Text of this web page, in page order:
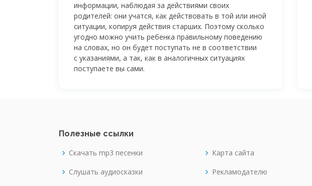
информации, наблюдая за действиями своих
родителей: они учатся, как действовать в той или иной
ситуации, копируя действия старших. Поэтому сколько
угодно можно учить ребенка правильному поведению
на словах, но он будет поступать не в соответствии
с указаниями, а так, как в аналогичных ситуациях
поступаете вы сами.
Полезные ссылки
Скачать mp3 песенки
Слушать аудиосказки
Карта сайта
Рекламодателю